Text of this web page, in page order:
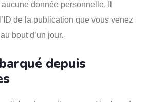
donnée personnelle. Il
de la publication que vous venez
bout d’un jour.
depuis